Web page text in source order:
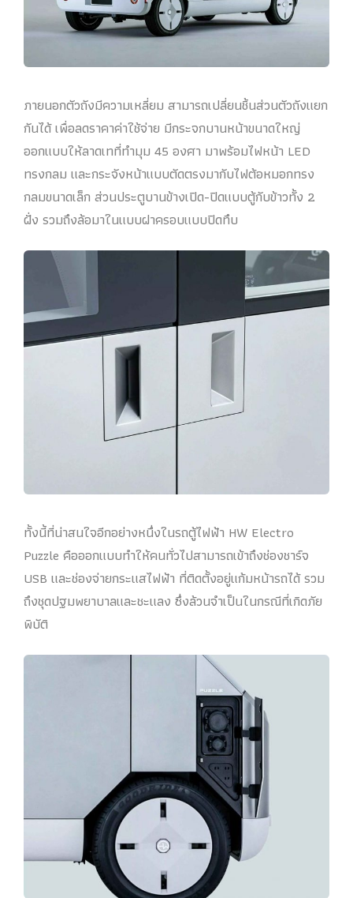
ภายนอกตัวถังมีความเหลี่ยม สามารถเปลี่ยนชิ้นส่วนตัวถังแยก
กันได้ เพื่อลดราคาค่าใช้จ่าย มีกระจกบานหน้าขนาดใหญ่
ออกแบบให้ลาดเทที่ทำมุม 45 องศา มาพร้อมไฟหน้า LED
ทรงกลม และกระจังหน้าแบบตัดตรงมากับไฟต้อหมอกทรง
กลมขนาดเล็ก ส่วนประตูบานข้างเปิด-ปิดแบบตู้กับข้าวทั้ง 2
ฝั่ง รวมถึงล้อมาในแบบฝาครอบแบบปิดทึบ
ทั้งนี้ที่น่าสนใจอีกอย่างหนึ่งในรถตู้ไฟฟ้า HW Electro
Puzzle คือออกแบบทำให้คนทั่วไปสามารถเข้าถึงช่องชาร์จ
USB และช่องจ่ายกระแสไฟฟ้า ที่ติดตั้งอยู่แก้มหน้ารถได้ รวม
ถึงชุดปฐมพยาบาลและชะแลง ซึ่งล้วนจำเป็นในกรณีที่เกิดภัย
พิบัติ